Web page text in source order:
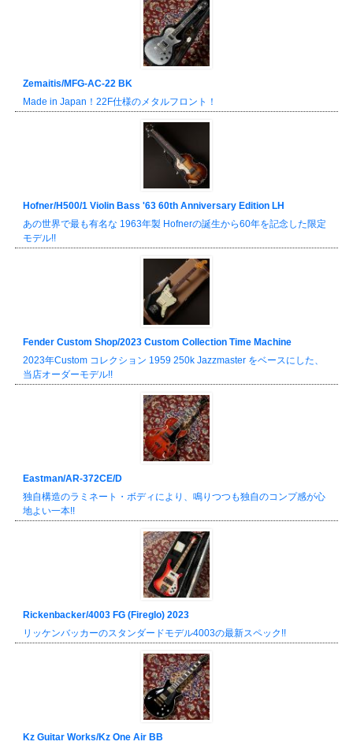
Zemaitis/MFG-AC-22 BK
Made in Japan！22F仕様のメタルフロント！
Hofner/H500/1 Violin Bass '63 60th Anniversary Edition LH
あの世界で最も有名な 1963年製 Hofnerの誕生から60年を記念した限定
モデル!!
Fender Custom Shop/2023 Custom Collection Time Machine
2023年Custom コレクション 1959 250k Jazzmaster をベースにした、
当店オーダーモデル!!
Eastman/AR-372CE/D
独自構造のラミネート・ボディにより、鳴りつつも独自のコンプ感が心
地よい一本!!
Rickenbacker/4003 FG (Fireglo) 2023
リッケンバッカーのスタンダードモデル4003の最新スペック!!
Kz Guitar Works/Kz One Air BB